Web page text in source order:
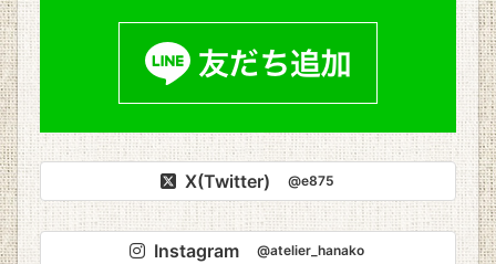
X(Twitter) @e875
Instagram @atelier_hanako